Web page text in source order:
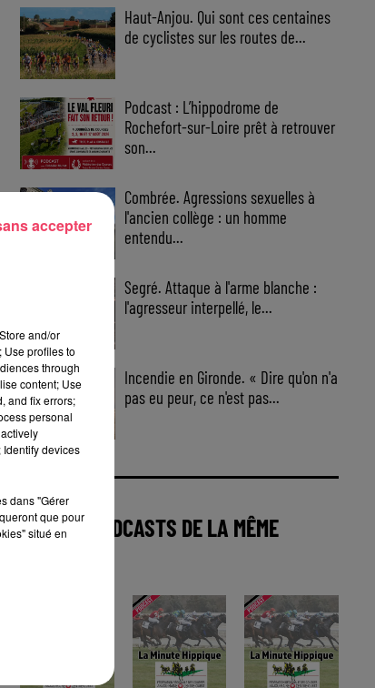
Haut-Anjou. Qui sont ces centaines
de cyclistes sur les routes de...
Podcast : L’hippodrome de
Rochefort-sur-Loire prêt à retrouver
son...
Combrée. Agressions sexuelles à
l'ancien collège : un homme
entendu...
Segré. Attaque à l'arme blanche :
l'agresseur interpellé, le...
Incendie en Gironde. « Dire qu'on n'a
pas eu peur, ce n'est pas...
AUTRES PODCASTS DE LA MÊME
and/or
profiles to
through
content; Use
and fix errors;
personal
devices
dans "Gérer
que pour
situé en
accepter